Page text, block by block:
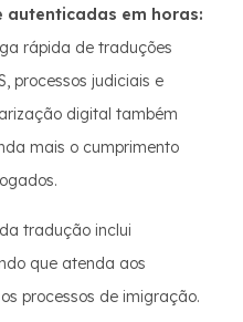
em horas:
rápida de traduções
processos judiciais e
digital também
mais o cumprimento
tradução inclui
que atenda aos
processos de imigração.